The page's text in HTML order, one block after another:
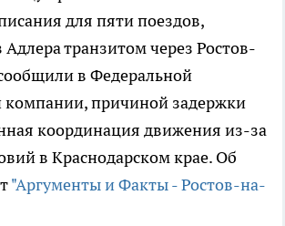
для пяти поездов,
транзитом через Ростов-
в Федеральной
компании, причиной задержки
координация движения из-за
в Краснодарском крае. Об
"Аргументы и Факты - Ростов-на-